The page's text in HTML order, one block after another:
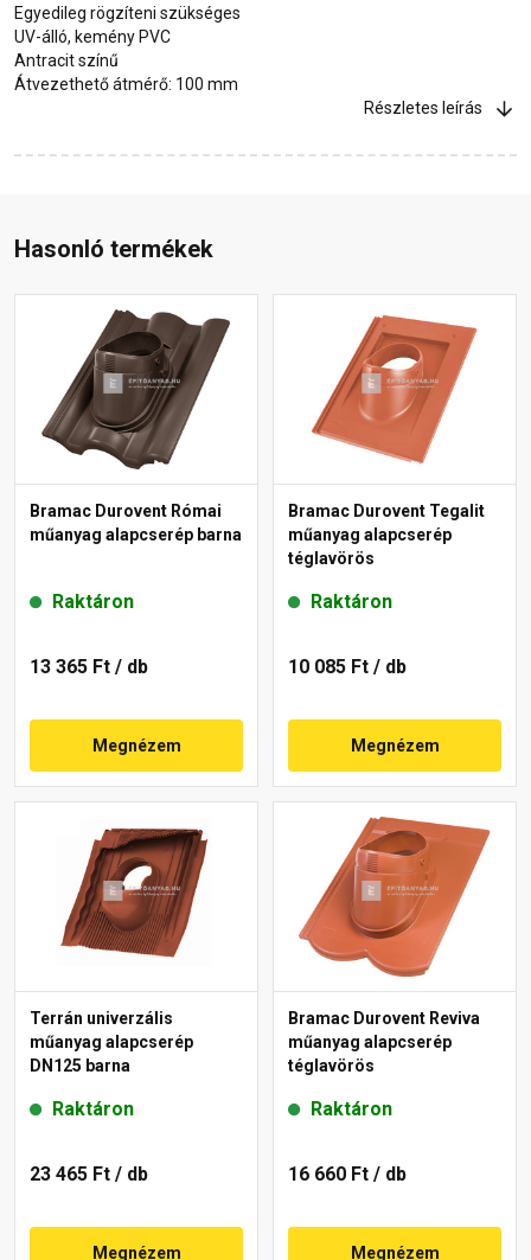
Egyedileg rögzíteni szükséges
UV-álló, kemény PVC
Antracit színű
Átvezethető átmérő: 100 mm
Részletes leírás
Hasonló termékek
Bramac Durovent Római
műanyag alapcserép barna
Raktáron
13 365 Ft / db
Megnézem
Bramac Durovent Tegalit
műanyag alapcserép
téglavörös
Raktáron
10 085 Ft / db
Megnézem
Terrán univerzális
műanyag alapcserép
DN125 barna
Raktáron
23 465 Ft / db
Megnézem
Bramac Durovent Reviva
műanyag alapcserép
téglavörös
Raktáron
16 660 Ft / db
Megnézem